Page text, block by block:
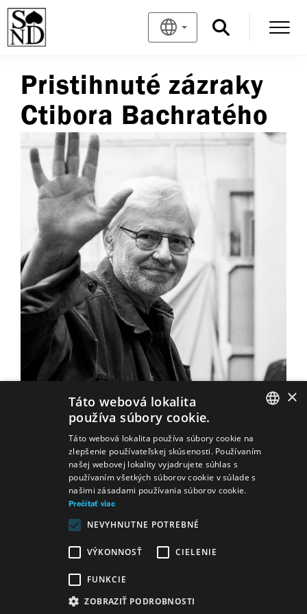
Pristihnuté zázraky
Ctibora Bachratého
Pre Ctibora Bachratého bolo divadlo zázrak,
kde je všetko možné. Pristihnúť ho znamená
vyjaviť pravdu a krásu. Z pozície času bol
Ctibor Bachratý dvorný fotograf všetkých
troch súborov Slovenského národného
divadla a exkluzívny fotograf, o ktorého
umení nikto nepochyboval. My v Slovenskom
národnom divadle sme ho pozývali aj preto,
že bol posadnutý zázrakom divadla a života s
milým úsmevom figliara.
Dátum do:14.11.2023
×
Táto webová lokalita
používa súbory cookie.
Táto webová lokalita používa súbory cookie na
zlepšenie používateľskej skúsenosti. Používaním
našej webovej lokality vyjadrujete súhlas s
používaním všetkých súborov cookie v súlade s
našimi zásadami používania súborov cookie.
Prečítať viac
NEVYHNUTNE POTREBNÉ
VÝKONNOSŤ CIELENIE
FUNKCIE
ZOBRAZIŤ PODROBNOSTI